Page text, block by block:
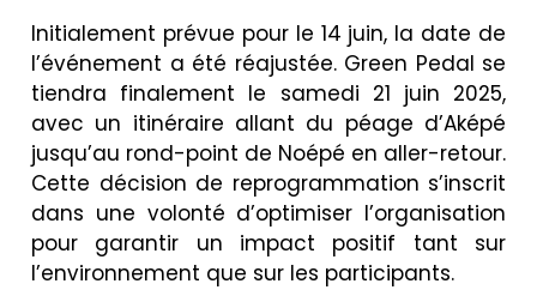
Initialement prévue pour le 14 juin, la date de
l’événement a été réajustée. Green Pedal se
tiendra finalement le samedi 21 juin 2025,
avec un itinéraire allant du péage d’Aképé
jusqu’au rond-point de Noépé en aller-retour.
Cette décision de reprogrammation s’inscrit
dans une volonté d’optimiser l’organisation
pour garantir un impact positif tant sur
l’environnement que sur les participants.